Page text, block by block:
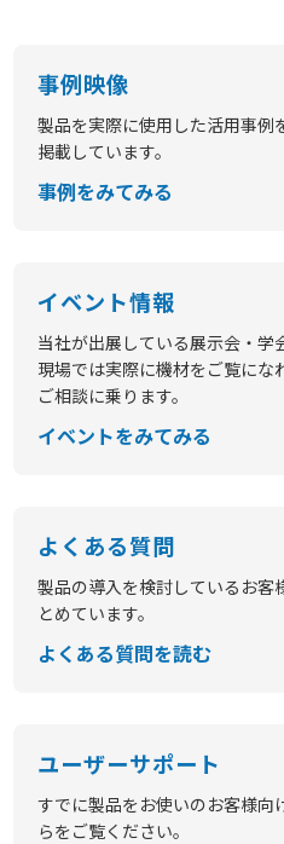
事例映像
製品を実際に使用した活用事例
掲載しています。
事例をみてみる
イベント情報
当社が出展している展示会・学
現場では実際に機材をご覧に
ご相談に乗ります。
イベントをみてみる
よくある質問
製品の導入を検討しているお客
とめています。
よくある質問を読む
ユーザーサポート
すでに製品をお使いのお客様向
らをご覧ください。